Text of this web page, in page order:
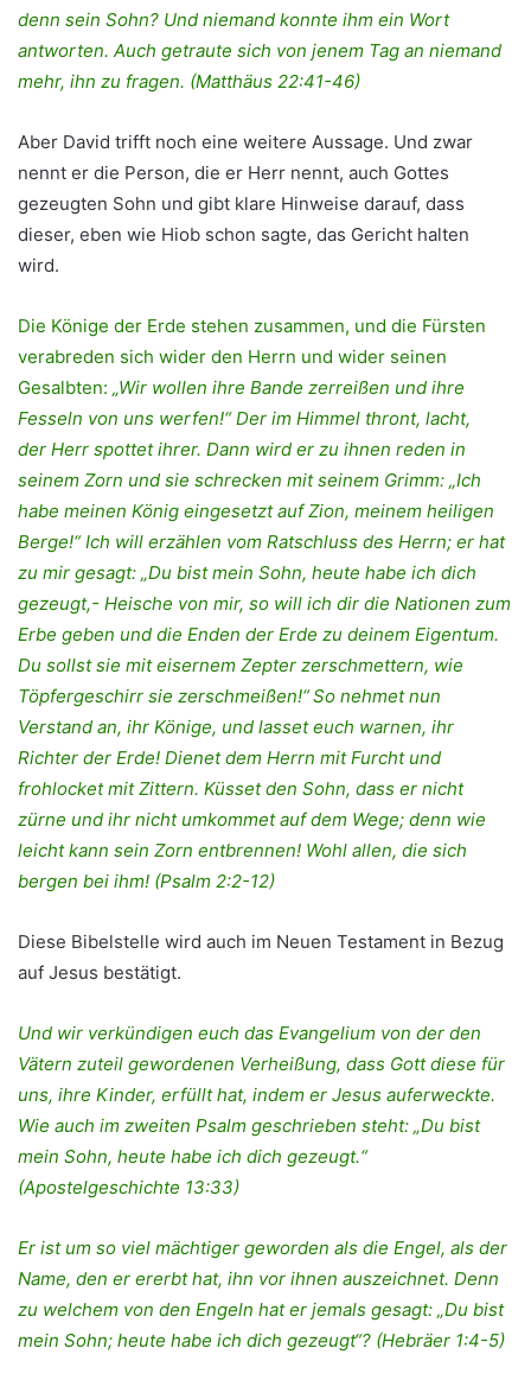
denn sein Sohn? Und niemand konnte ihm ein Wort
antworten. Auch getraute sich von jenem Tag an niemand
mehr, ihn zu fragen. (Matthäus 22:41-46)
Aber David trifft noch eine weitere Aussage. Und zwar
nennt er die Person, die er Herr nennt, auch Gottes
gezeugten Sohn und gibt klare Hinweise darauf, dass
dieser, eben wie Hiob schon sagte, das Gericht halten
wird.
Die Könige der Erde stehen zusammen, und die Fürsten
verabreden sich wider den Herrn und wider seinen
Gesalbten: „Wir wollen ihre Bande zerreißen und ihre
Fesseln von uns werfen!“ Der im Himmel thront, lacht,
der Herr spottet ihrer. Dann wird er zu ihnen reden in
seinem Zorn und sie schrecken mit seinem Grimm: „Ich
habe meinen König eingesetzt auf Zion, meinem heiligen
Berge!“ Ich will erzählen vom Ratschluss des Herrn; er hat
zu mir gesagt: „Du bist mein Sohn, heute habe ich dich
gezeugt,- Heische von mir, so will ich dir die Nationen zum
Erbe geben und die Enden der Erde zu deinem Eigentum.
Du sollst sie mit eisernem Zepter zerschmettern, wie
Töpfergeschirr sie zerschmeißen!“So nehmet nun
Verstand an, ihr Könige, und lasset euch warnen, ihr
Richter der Erde! Dienet dem Herrn mit Furcht und
frohlocket mit Zittern. Küsset den Sohn, dass er nicht
zürne und ihr nicht umkommet auf dem Wege; denn wie
leicht kann sein Zorn entbrennen! Wohl allen, die sich
bergen bei ihm! (Psalm 2:2-12)
Diese Bibelstelle wird auch im Neuen Testament in Bezug
auf Jesus bestätigt.
Und wir verkündigen euch das Evangelium von der den
Vätern zuteil gewordenen Verheißung, dass Gott diese für
uns, ihre Kinder, erfüllt hat, indem er Jesus auferweckte.
Wie auch im zweiten Psalm geschrieben steht: „Du bist
mein Sohn, heute habe ich dich gezeugt.“
(Apostelgeschichte 13:33)
Er ist um so viel mächtiger geworden als die Engel, als der
Name, den er ererbt hat, ihn vor ihnen auszeichnet. Denn
zu welchem von den Engeln hat er jemals gesagt: „Du bist
mein Sohn; heute habe ich dich gezeugt“? (Hebräer 1:4-5)